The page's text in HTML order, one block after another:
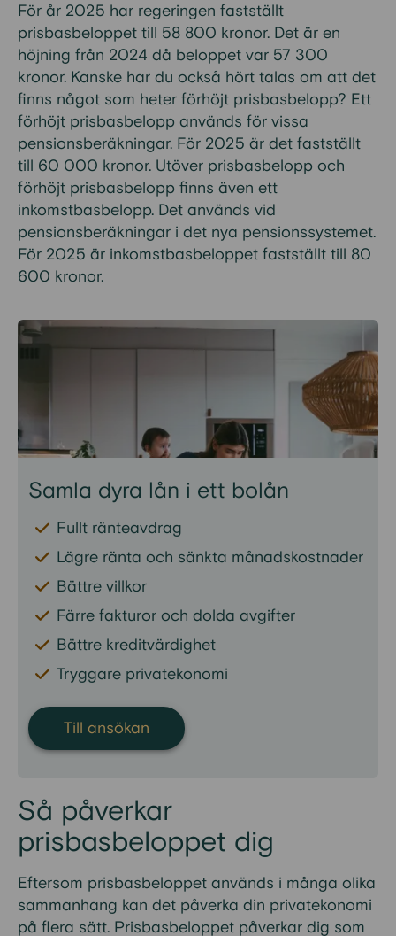
För år 2025 har regeringen fastställt
prisbasbeloppet till 58 800 kronor. Det är en
höjning från 2024 då beloppet var 57 300
kronor. Kanske har du också hört talas om att det
finns något som heter förhöjt prisbasbelopp? Ett
förhöjt prisbasbelopp används för vissa
pensionsberäkningar. För 2025 är det fastställt
till 60 000 kronor. Utöver prisbasbelopp och
förhöjt prisbasbelopp finns även ett
inkomstbasbelopp. Det används vid
pensionsberäkningar i det nya pensionssystemet.
För 2025 är inkomstbasbeloppet fastställt till 80
600 kronor.
Samla dyra lån i ett bolån
Fullt ränteavdrag
Lägre ränta och sänkta månadskostnader
Bättre villkor
Färre fakturor och dolda avgifter
Bättre kreditvärdighet
Tryggare privatekonomi
Till ansökan
Så påverkar
prisbasbeloppet dig
Eftersom prisbasbeloppet används i många olika
sammanhang kan det påverka din privatekonomi
på flera sätt. Prisbasbeloppet påverkar dig som